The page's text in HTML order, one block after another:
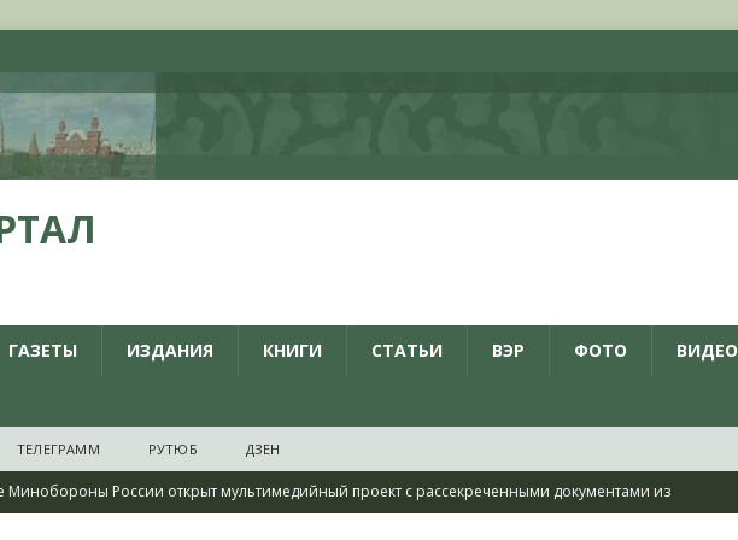
ГАЗЕТЫ ИЗДАНИЯ КНИГИ СТАТЬИ ВЭР ФОТО ВИДЕО
ТЕЛЕГРАММ РУТЮБ ДЗЕН
Минобороны России открыт мультимедийный проект с рассекреченными документами из